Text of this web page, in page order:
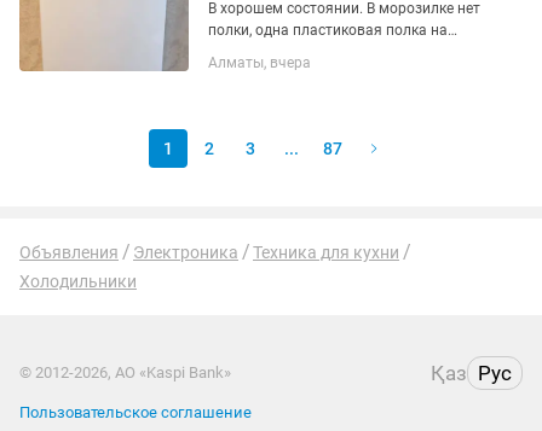
В хорошем состоянии. В морозилке нет
полки, одна пластиковая полка на
года. Технические
литров...
Алматы, вчера
1 2 3 ... 87
Объявления Электроника
Техника для кухни
Холодильники
© 2012-2026, АО «Kaspi Bank» Қаз Рус
Пользовательское соглашение